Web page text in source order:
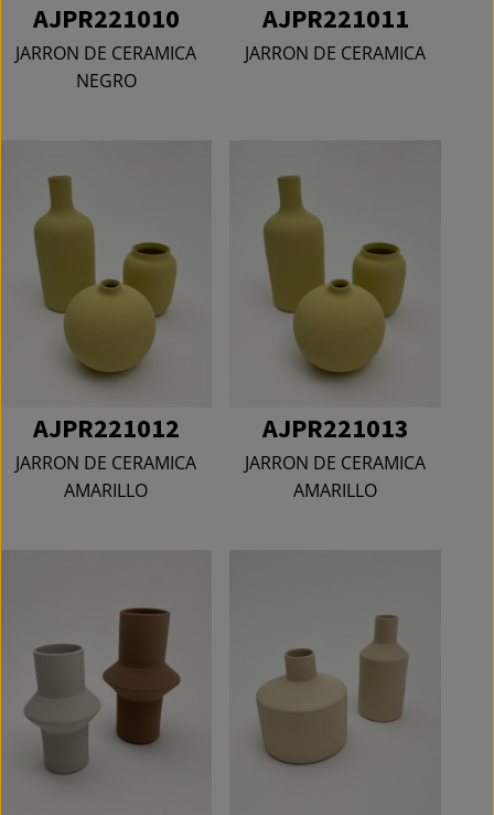
AJPR221010
JARRON DE CERAMICA
NEGRO
AJPR221011
JARRON DE CERAMICA
AJPR221012
JARRON DE CERAMICA
AMARILLO
AJPR221013
JARRON DE CERAMICA
AMARILLO